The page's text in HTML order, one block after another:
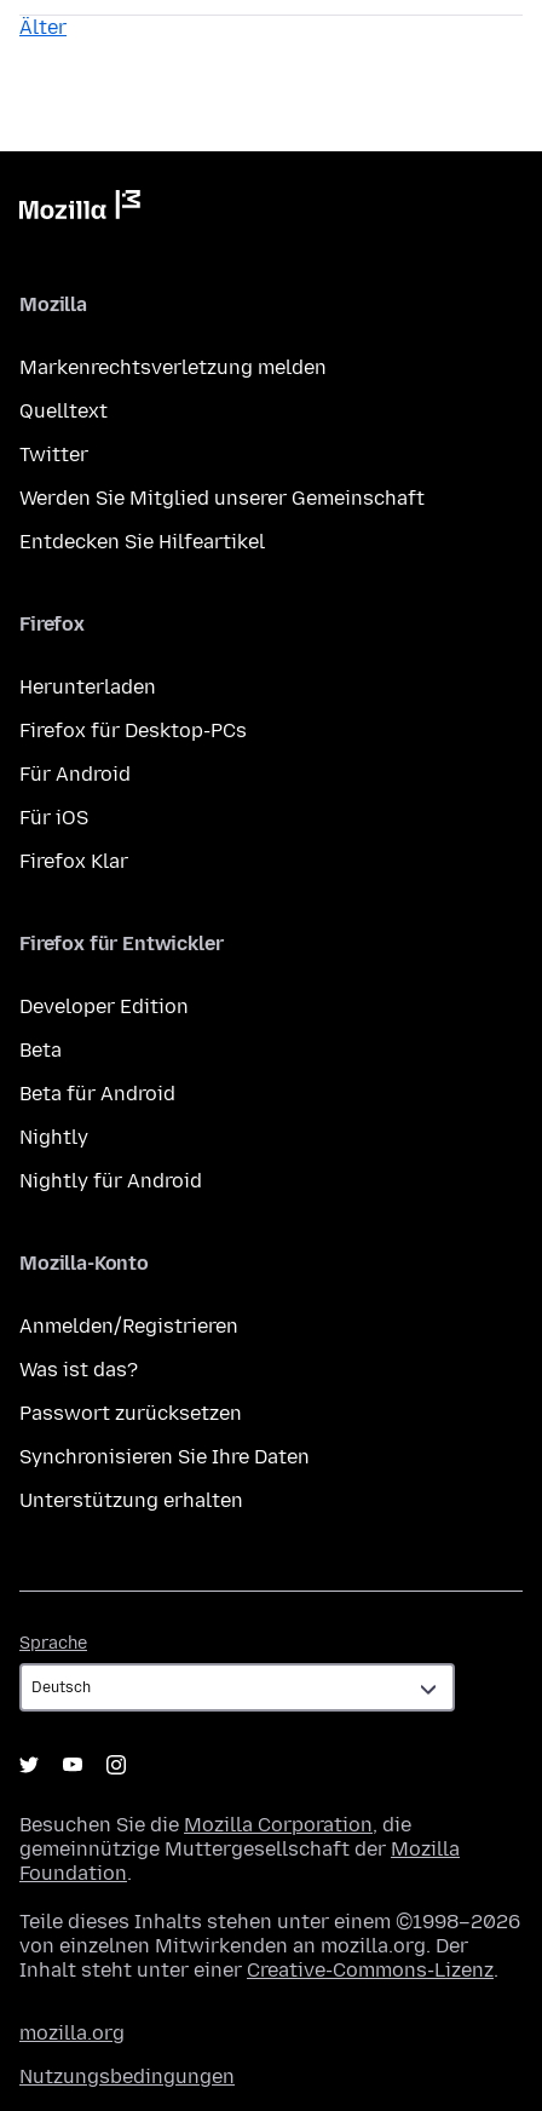
Älter
Mozilla
Markenrechtsverletzung melden
Quelltext
Twitter
Werden Sie Mitglied unserer Gemeinschaft
Entdecken Sie Hilfeartikel
Firefox
Herunterladen
Firefox für Desktop-PCs
Für Android
Für iOS
Firefox Klar
Firefox für Entwickler
Developer Edition
Beta
Beta für Android
Nightly
Nightly für Android
Mozilla-Konto
Anmelden/Registrieren
Was ist das?
Passwort zurücksetzen
Synchronisieren Sie Ihre Daten
Unterstützung erhalten
Sprache
Besuchen Sie die Mozilla Corporation, die
gemeinnützige Muttergesellschaft der Mozilla
Foundation.
Teile dieses Inhalts stehen unter einem ©1998–2026
von einzelnen Mitwirkenden an mozilla.org. Der
Inhalt steht unter einer Creative-Commons-Lizenz.
mozilla.org
Nutzungsbedingungen